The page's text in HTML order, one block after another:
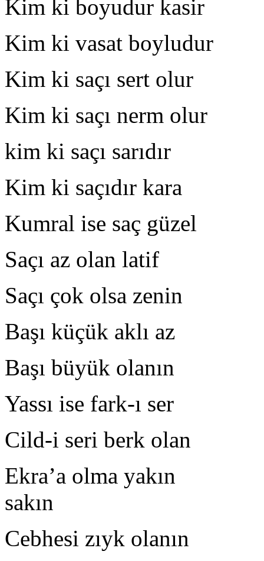
Kim ki boyudur kasir
Kim ki vasat boyludur
Kim ki saçı sert olur
Kim ki saçı nerm olur
kim ki saçı sarıdır
Kim ki saçıdır kara
Kumral ise saç güzel
Saçı az olan latif
Saçı çok olsa zenin
Başı küçük aklı az
Başı büyük
Yassı ise fark-ı ser
Cild-i seri berk olan
Ekra’a olma
sakın
Cebhesi zıyk olanın